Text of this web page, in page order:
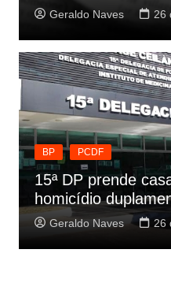
Geraldo Naves 26
BP PCDF
15ª DP prende
homicídio
Geraldo Naves 26